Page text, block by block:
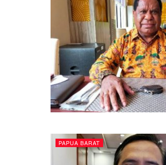
PAPUA BARAT